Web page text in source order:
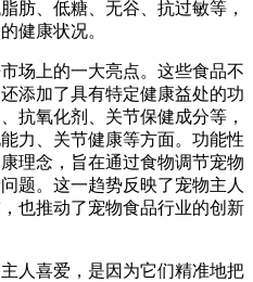
肪、低糖、无谷、抗过敏等，
健康状况。
上的一大亮点。这些食品不
添加了具有特定健康益处的功
抗氧化剂、关节保健成分等，
力、关节健康等方面。功能性
理念，旨在通过食物调节宠物
题。这一趋势反映了宠物主人
也推动了宠物食品行业的创新
喜爱，是因为它们精准地把